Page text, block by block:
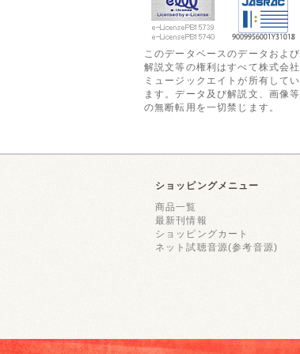
このデータベースのデータおよび
解説文等の権利はすべて株式会社
ミュージックエイトが所有してい
ます。データ及び解説文、画像等
の無断転用を一切禁じます。
ショッピングメニュー
商品一覧
最新刊情報
ショッピングカート
ネット試聴音源(参考音源)